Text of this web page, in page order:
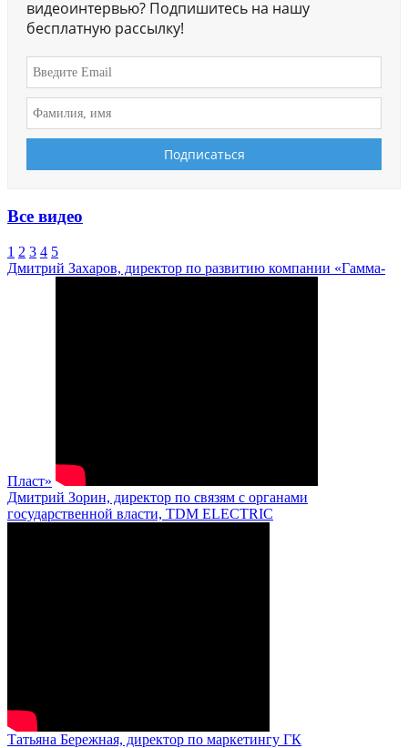
видеоинтервью? Подпишитесь на нашу
бесплатную рассылку!
Все видео
1 2 3 4 5
Дмитрий Захаров, директор по развитию компании «Гамма-
Пласт»
Дмитрий Зорин, директор по связям с органами
государственной власти, TDM ELECTRIC
Татьяна Бережная, директор по маркетингу ГК